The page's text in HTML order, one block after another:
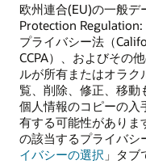
欧州連合(EU)の一般
Protection Regulation:
プライバシー法（
CCPA）、およびその
ルが所有またはオラク
覧、削除、修正、移動
個人情報のコピーの入
有する可能性がありま
の該当するプライバシ
イバシーの選択 」タブ